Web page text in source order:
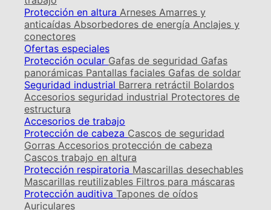
Protección en altura Arneses Amarres y
anticaídas Absorbedores de energía Anclajes y
conectores
Ofertas especiales
Protección ocular Gafas de seguridad Gafas
panorámicas Pantallas faciales Gafas de soldar
Seguridad industrial Barrera retráctil Bolardos
Accesorios seguridad industrial Protectores de
estructura
Accesorios de trabajo
Protección de cabeza Cascos de seguridad
Gorras Accesorios protección de cabeza
Cascos trabajo en altura
Protección respiratoria Mascarillas desechables
Mascarillas reutilizables Filtros para máscaras
Protección auditiva Tapones de oídos
Auriculares